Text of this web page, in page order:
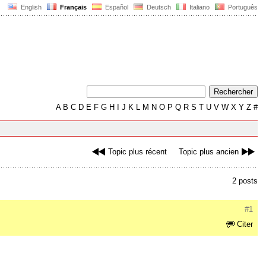
English Français Español Deutsch Italiano Português
AB C D E F G H J K L M N O P Q R S T U V W X Y Z #
Topic plus récent Topic plus ancien
2 posts
#1
Citer